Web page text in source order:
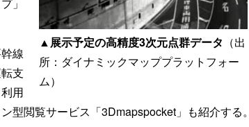
▲展示予定の高精度3次元点群データ （出
所：ダイナミックマッププラットフォー
ム）
線
支
用
型閲覧サービス「3Dmapspocket」も紹介する。